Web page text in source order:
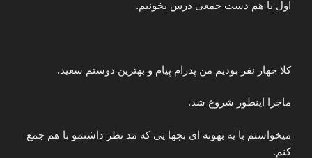
اول با هم دست جمعی درس بخونیم.
کلا چهار نفر بودیم من پدرام پیام و بهترین دوستم سعید.
ماجرا اینطور شروع شد.
میخواستم با یه بهونه ای بچها یی که مد نظر داشتمو با هم جمع
کنم.